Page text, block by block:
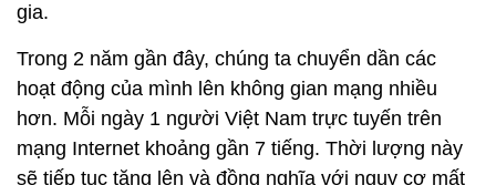
gia.
Trong 2 năm gần đây, chúng ta chuyển dần các
hoạt động của mình lên không gian mạng nhiều
hơn. Mỗi ngày 1 người Việt Nam trực tuyến trên
mạng Internet khoảng gần 7 tiếng. Thời lượng này
sẽ tiếp tục tăng lên và đồng nghĩa với nguy cơ mất